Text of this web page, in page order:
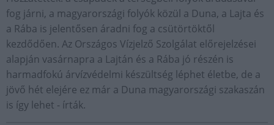
fog járni, a magyarországi folyók közül a Duna, a Lajta és
a Rába is jelentősen áradni fog a csütörtöktől
kezdődően. Az Országos Vízjelző Szolgálat előrejelzései
alapján vasárnapra a Lajtán és a Rába jó részén is
harmadfokú árvízvédelmi készültség léphet életbe, de a
jövő hét elejére ez már a Duna magyarországi szakaszán
is így lehet - írták.